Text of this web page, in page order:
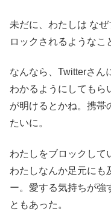
未だに、わたしは な
ロックされるようなこ
なんなら、Twitterさん
わかるようにしてもら
が明けるとかね。携帯
たいに。
わたしをブロックして
わたしなんか足元にも
ー。愛する気持ちが強
ともあった。